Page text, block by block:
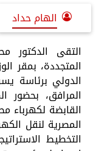
الهام حداد
التقى الدكتور
المتجددة، بمقر
الدولي برئاسة
المرافق،
القابضة
المصرية لنقل
التخطيط